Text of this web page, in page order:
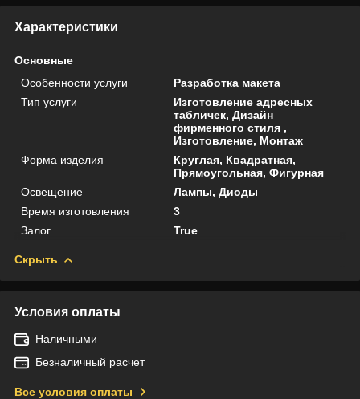
Характеристики
Основные
Особенности услуги
Разработка макета
Тип услуги
Изготовление адресных
табличек, Дизайн
фирменного стиля ,
Изготовление, Монтаж
Форма изделия
Круглая, Квадратная,
Прямоугольная, Фигурная
Освещение
Лампы, Диоды
Время изготовления
3
Залог
True
Скрыть
Условия оплаты
Наличными
Безналичный расчет
Все условия оплаты